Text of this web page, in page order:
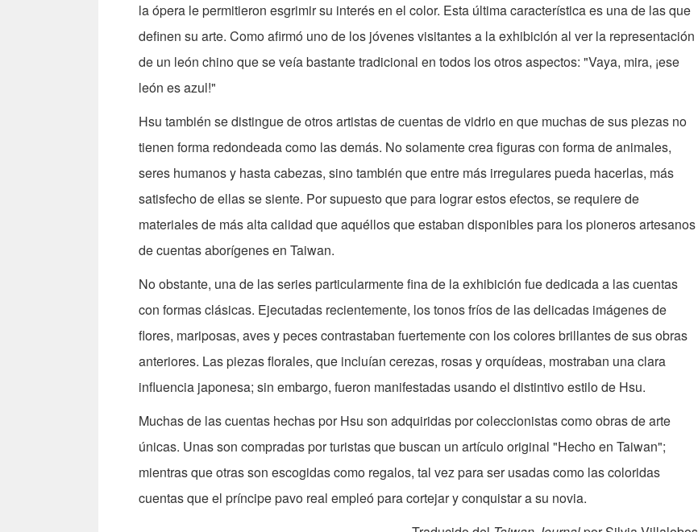
la ópera le permitieron esgrimir su interés en el color. Esta última característica es una de las que
definen su arte. Como afirmó uno de los jóvenes visitantes a la exhibición al ver la representación
de un león chino que se veía bastante tradicional en todos los otros aspectos: "Vaya, mira, ¡ese
león es azul!"
Hsu también se distingue de otros artistas de cuentas de vidrio en que muchas de sus piezas no
tienen forma redondeada como las demás. No solamente crea figuras con forma de animales,
seres humanos y hasta cabezas, sino también que entre más irregulares pueda hacerlas, más
satisfecho de ellas se siente. Por supuesto que para lograr estos efectos, se requiere de
materiales de más alta calidad que aquéllos que estaban disponibles para los pioneros artesanos
de cuentas aborígenes en Taiwan.
No obstante, una de las series particularmente fina de la exhibición fue dedicada a las cuentas
con formas clásicas. Ejecutadas recientemente, los tonos fríos de las delicadas imágenes de
flores, mariposas, aves y peces contrastaban fuertemente con los colores brillantes de sus obras
anteriores. Las piezas florales, que incluían cerezas, rosas y orquídeas, mostraban una clara
influencia japonesa; sin embargo, fueron manifestadas usando el distintivo estilo de Hsu.
Muchas de las cuentas hechas por Hsu son adquiridas por coleccionistas como obras de arte
únicas. Unas son compradas por turistas que buscan un artículo original "Hecho en Taiwan";
mientras que otras son escogidas como regalos, tal vez para ser usadas como las coloridas
cuentas que el príncipe pavo real empleó para cortejar y conquistar a su novia.